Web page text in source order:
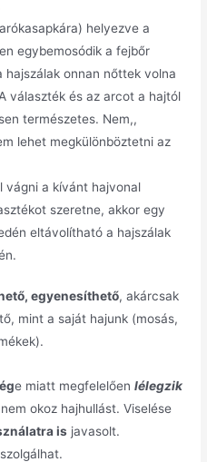
helyezve a
egybemosódik a fejbőr
onnan nőttek volna
választék és az arcot a hajtól
természetes. Nem,,
lehet megkülönböztetni az
vágni a kívánt hajvonal
szeretne, akkor egy
eltávolítható a hajszálak
egyenesíthető, akárcsak
mint a saját hajunk (mosás,
e miatt megfelelőenlélegzik
okoz hajhullást. Viselése
is javasolt.